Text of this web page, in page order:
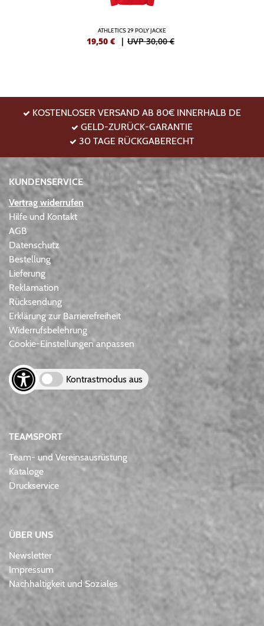
ATHLETICS 29 POLY JACKE
19,50 € | UVP 30,00 €
KOSTENLOSER VERSAND AB 80€ INNERHALB DE
GELD-ZURÜCK-GARANTIE
30 TAGE RÜCKGABERECHT
KUNDENSERVICE
Vertrag widerrufen
Hilfe und Kontakt
AGB
Datenschutz
Bestellung
Lieferung
Reklamation
Rücksendung
Erklärung zur Barrierefreiheit
Widerrufsbelehrung
Cookie-Einstellungen anpassen
Kontrastmodus aus
TEAMSPORT
Team- und Vereinsausrüstung
Kataloge
Druckservice
ÜBER UNS
Newsletter
Impressum
Nachhaltigkeit und Soziales